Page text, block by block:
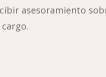
asesoramiento